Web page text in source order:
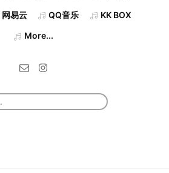
网易云 QQ音乐 KK BOX
More...